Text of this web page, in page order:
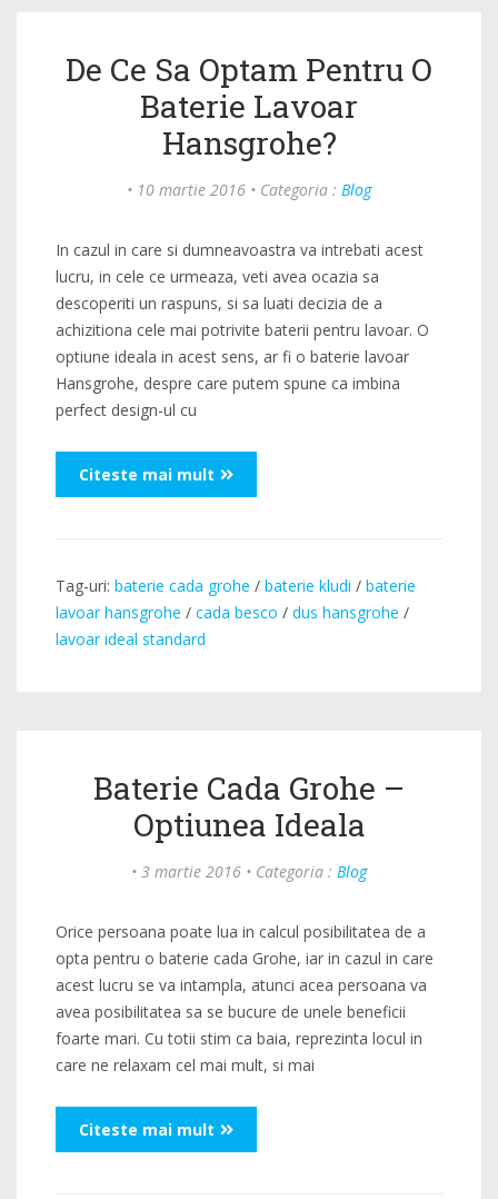
De Ce Sa Optam Pentru O
Baterie Lavoar
Hansgrohe?
• 10 martie 2016 • Categoria : Blog
In cazul in care si dumneavoastra va intrebati acest
lucru, in cele ce urmeaza, veti avea ocazia sa
descoperiti un raspuns, si sa luati decizia de a
achizitiona cele mai potrivite baterii pentru lavoar. O
optiune ideala in acest sens, ar fi o baterie lavoar
Hansgrohe, despre care putem spune ca imbina
perfect design-ul cu
Citeste mai mult
Tag-uri: baterie cada grohe / baterie kludi / baterie
lavoar hansgrohe / cada besco / dus hansgrohe /
lavoar ideal standard
Baterie Cada Grohe –
Optiunea Ideala
• 3 martie 2016 • Categoria : Blog
Orice persoana poate lua in calcul posibilitatea de a
opta pentru o baterie cada Grohe, iar in cazul in care
acest lucru se va intampla, atunci acea persoana va
avea posibilitatea sa se bucure de unele beneficii
foarte mari. Cu totii stim ca baia, reprezinta locul in
care ne relaxam cel mai mult, si mai
Citeste mai mult